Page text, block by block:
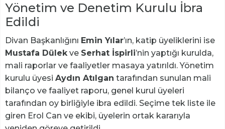
Yönetim ve Denetim Kurulu İbra
Edildi
Divan Başkanlığını Emin Yılar’ın, katip üyeliklerini ise
Mustafa Dülekve Serhat İspirli’nin yaptığı kurulda,
mali raporlar ve faaliyetler masaya yatırıldı. Yönetim
kurulu üyesi Aydın Atılgan tarafından sunulan mali
bilanço ve faaliyet raporu, genel kurul üyeleri
tarafından oy birliğiyle ibra edildi. Seçime tek liste ile
giren Erol Can ve ekibi, üyelerin ortak kararıyla